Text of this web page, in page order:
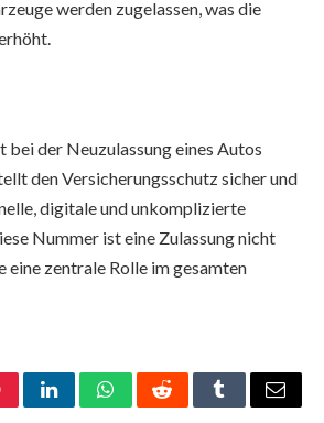
werden zugelassen, was die
bei der Neuzulassung eines Autos
den Versicherungsschutz sicher und
digitale und unkomplizierte
Nummer ist eine Zulassung nicht
eine zentrale Rolle im gesamten
LinkedInWhatsAppRedditTumblrEmail